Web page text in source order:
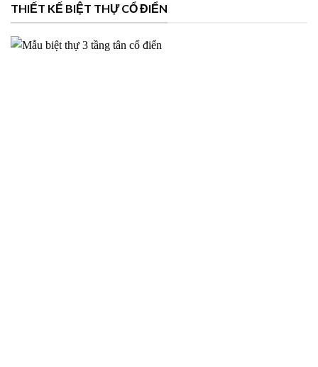
THIẾT KẾ BIỆT THỰ CỔ ĐIỂN